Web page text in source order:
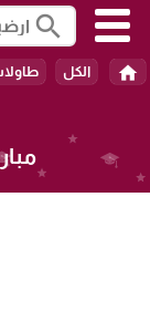
search
home الكل